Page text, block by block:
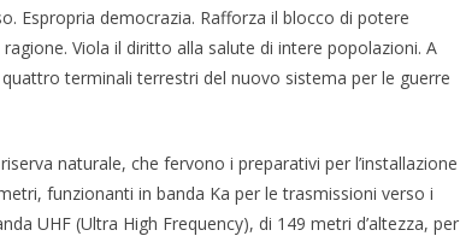
Espropria de­mocrazia. Rafforza il blocco di potere
Viola il diritto alla salute di intere popo­lazioni. A
termi­nali terrestri del nuovo si­stema per le guerre
naturale, che fervo­no i preparativi per l’installazione
funzionanti in banda Ka per le trasmissioni verso i
UHF (Ultra High Frequency), di 149 metri d’altezza, per